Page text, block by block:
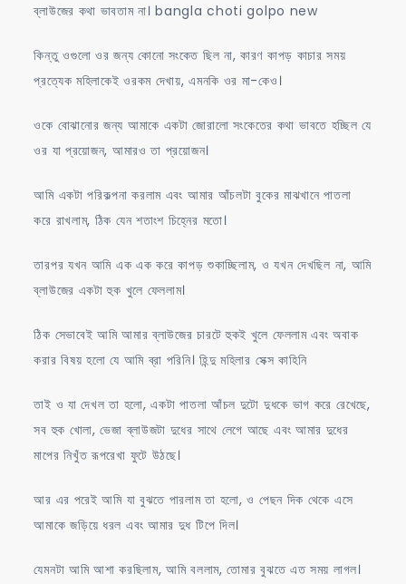
ব্লাউজের কথা ভাবতাম না। bangla choti golpo new
কিন্তু ওগুলো ওর জন্য কোনো সংকেত ছিল না, কারণ কাপড় কাচার সময়
প্রত্যেক মহিলাকেই ওরকম দেখায়, এমনকি ওর মা-কেও।
ওকে বোঝানোর জন্য আমাকে একটা জোরালো সংকেতের কথা ভাবতে হচ্ছিল যে
ওর যা প্রয়োজন, আমারও তা প্রয়োজন।
আমি একটা পরিকল্পনা করলাম এবং আমার আঁচলটা বুকের মাঝখানে পাতলা
করে রাখলাম, ঠিক যেন শতাংশ চিহ্নের মতো।
তারপর যখন আমি এক এক করে কাপড় শুকাচ্ছিলাম, ও যখন দেখছিল না, আমি
ব্লাউজের একটা হুক খুলে ফেললাম।
ঠিক সেভাবেই আমি আমার ব্লাউজের চারটে হুকই খুলে ফেললাম এবং অবাক
করার বিষয় হলো যে আমি ব্রা পরিনি। হিন্দু মহিলার সেক্স কাহিনি
তাই ও যা দেখল তা হলো, একটা পাতলা আঁচল দুটো দুধকে ভাগ করে রেখেছে,
সব হুক খোলা, ভেজা ব্লাউজটা দুধের সাথে লেগে আছে এবং আমার দুধের
মাপের নিখুঁত রূপরেখা ফুটে উঠছে।
আর এর পরেই আমি যা বুঝতে পারলাম তা হলো, ও পেছন দিক থেকে এসে
আমাকে জড়িয়ে ধরল এবং আমার দুধ টিপে দিল।
যেমনটা আমি আশা করছিলাম, আমি বললাম, তোমার বুঝতে এত সময় লাগল।